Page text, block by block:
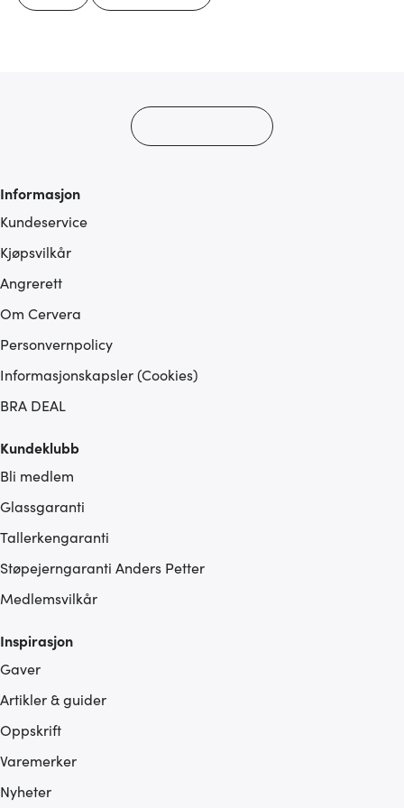
Informasjon
Kundeservice
Kjøpsvilkår
Angrerett
Om Cervera
Personvernpolicy
Informasjonskapsler (Cookies)
BRA DEAL
Kundeklubb
Bli medlem
Glassgaranti
Tallerkengaranti
Støpejerngaranti Anders Petter
Medlemsvilkår
Inspirasjon
Gaver
Artikler & guider
Oppskrift
Varemerker
Nyheter